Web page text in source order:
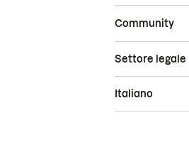
Community
Settore legale
Italiano